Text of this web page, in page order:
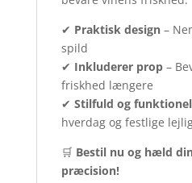
✔ Praktisk design–
spild
✔ Inkluderer prop–
friskhed længere
✔ Stilfuld og funktionel
hverdag og festlige
🛒 Bestil nu og hæld
præcision!